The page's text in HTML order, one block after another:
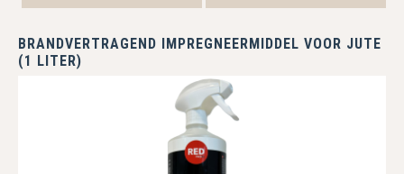
BRANDVERTRAGEND IMPREGNEERMIDDEL VOOR JUTE
(1 LITER)